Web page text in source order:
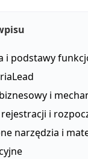
i podstawy
i
i
narzędzia i